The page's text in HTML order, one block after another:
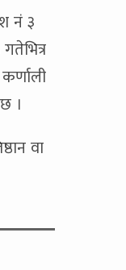
नं ३
।
वा